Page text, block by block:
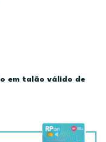
em talão válido de